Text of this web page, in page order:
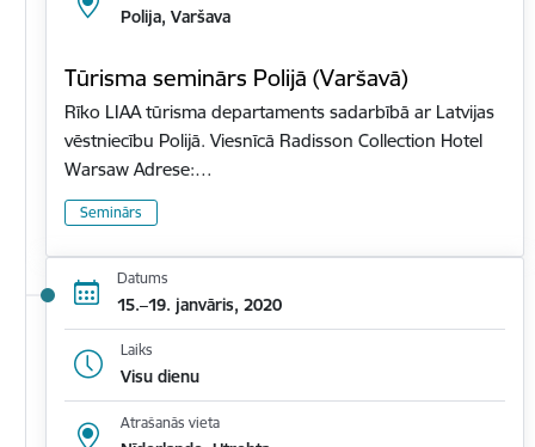
Polija, Varšava
Tūrisma seminārs Polijā (Varšavā)
Rīko LIAA tūrisma departaments sadarbībā ar Latvijas
vēstniecību Polijā. Viesnīcā Radisson Collection Hotel
Warsaw Adrese:…
Seminārs
Datums
15.–19. janvāris, 2020
Laiks
Visu dienu
Atrašanās vieta